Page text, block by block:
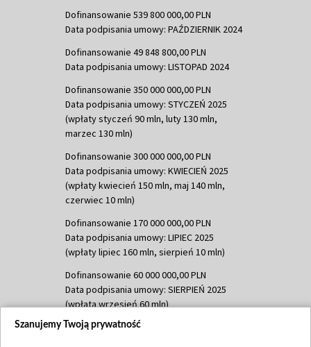
Dofinansowanie 539 800 000,00 PLN
Data podpisania umowy: PAŹDZIERNIK 2024
Dofinansowanie 49 848 800,00 PLN
Data podpisania umowy: LISTOPAD 2024
Dofinansowanie 350 000 000,00 PLN
Data podpisania umowy: STYCZEŃ 2025
(wpłaty styczeń 90 mln, luty 130 mln,
marzec 130 mln)
Dofinansowanie 300 000 000,00 PLN
Data podpisania umowy: KWIECIEŃ 2025
(wpłaty kwiecień 150 mln, maj 140 mln,
czerwiec 10 mln)
Dofinansowanie 170 000 000,00 PLN
Data podpisania umowy: LIPIEC 2025
(wpłaty lipiec 160 mln, sierpień 10 mln)
Dofinansowanie 60 000 000,00 PLN
Data podpisania umowy: SIERPIEŃ 2025
(wpłata wrzesień 60 mln)
Dofinansowanie 635 783 051,21 PLN
Szanujemy Twoją prywatność